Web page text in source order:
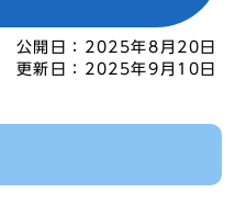
公開日： 2025年8月20日
更新日： 2025年9月10日